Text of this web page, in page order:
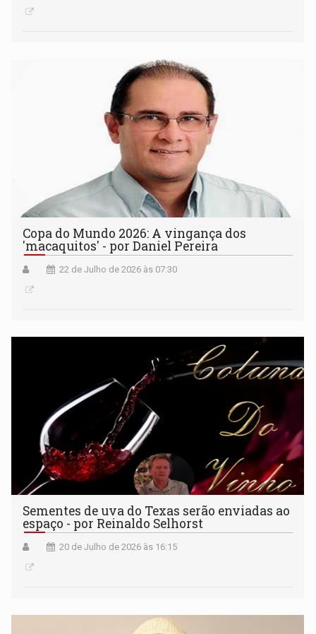
Copa do Mundo 2026: A vingança dos
'macaquitos' - por Daniel Pereira
22 de Julho de 2026 às 07:30
Sementes de uva do Texas serão enviadas ao
espaço - por Reinaldo Selhorst
20 de Julho de 2026 às 16:15